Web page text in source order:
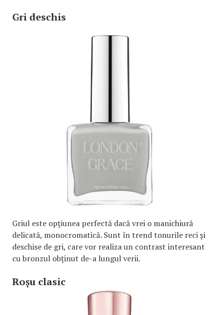
Gri deschis
Griul este opțiunea perfectă dacă vrei o manichiură
delicată, monocromatică. Sunt în trend tonurile reci și
deschise de gri, care vor realiza un contrast interesant
cu bronzul obținut de-a lungul verii.
Roșu clasic